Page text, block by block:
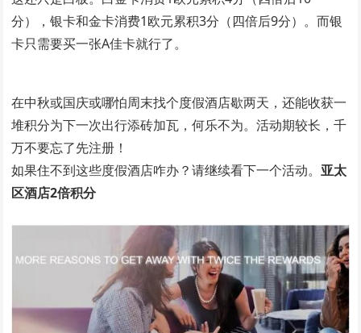
分），银卡和金卡消费1欧元累积3分（四倍后9分）。而银
卡只需要买一张A佳卡就行了。
在中秋或国庆或哪怕周末找个度假酒店歇两天，还能收获一
堆积分为下一次出行添砖加瓦，何乐不为。活动期较长，千
万不要忘了先注册！
如果住不到这些度假酒店咋办？请继续看下一个活动。亚太
区酒店2倍积分